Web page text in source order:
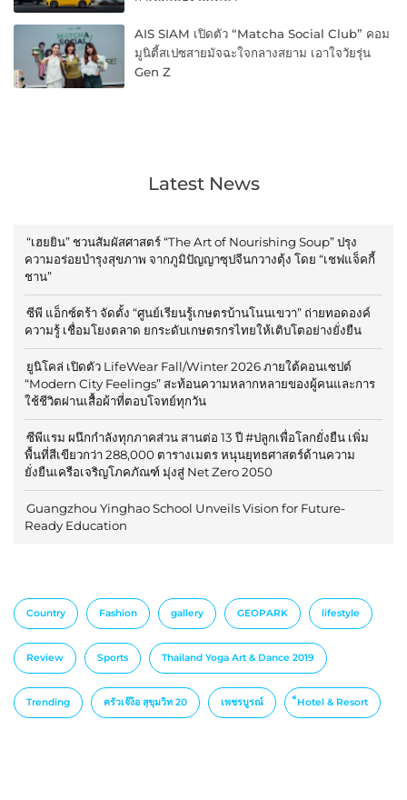
AIS SIAM เปิดตัว “Matcha Social Club” คอม
มูนิตี้สเปซสายมัจฉะใจกลางสยาม เอาใจวัยรุ่น
Gen Z
Latest News
“เฮยยิน” ชวนสัมผัสศาสตร์ “The Art of Nourishing Soup” ปรุง
ความอร่อยบำรุงสุขภาพ จากภูมิปัญญาซุปจีนกวางตุ้ง โดย “เชฟแจ็คกี้
ชาน”
ซีพี แอ็กซ์ตร้า จัดตั้ง “ศูนย์เรียนรู้เกษตรบ้านโนนเขวา” ถ่ายทอดองค์
ความรู้ เชื่อมโยงตลาด ยกระดับเกษตรกรไทยให้เติบโตอย่างยั่งยืน
ยูนิโคล่ เปิดตัว LifeWear Fall/Winter 2026 ภายใต้คอนเซปต์
“Modern City Feelings” สะท้อนความหลากหลายของผู้คนและการ
ใช้ชีวิตผ่านเสื้อผ้าที่ตอบโจทย์ทุกวัน
ซีพีแรม ผนึกกำลังทุกภาคส่วน สานต่อ 13 ปี #ปลูกเพื่อโลกยั่งยืน เพิ่ม
พื้นที่สีเขียวกว่า 288,000 ตารางเมตร หนุนยุทธศาสตร์ด้านความ
ยั่งยืนเครือเจริญโภคภัณฑ์ มุ่งสู่ Net Zero 2050
Guangzhou Yinghao School Unveils Vision for Future-
Ready Education
Country Fashion gallery GEOPARK lifestyle
Review Sports Thailand Yoga Art & Dance 2019
Trending ครัวเจ๊ง้อ สุขุมวิท 20 เพชรบูรณ์ ็Hotel & Resort